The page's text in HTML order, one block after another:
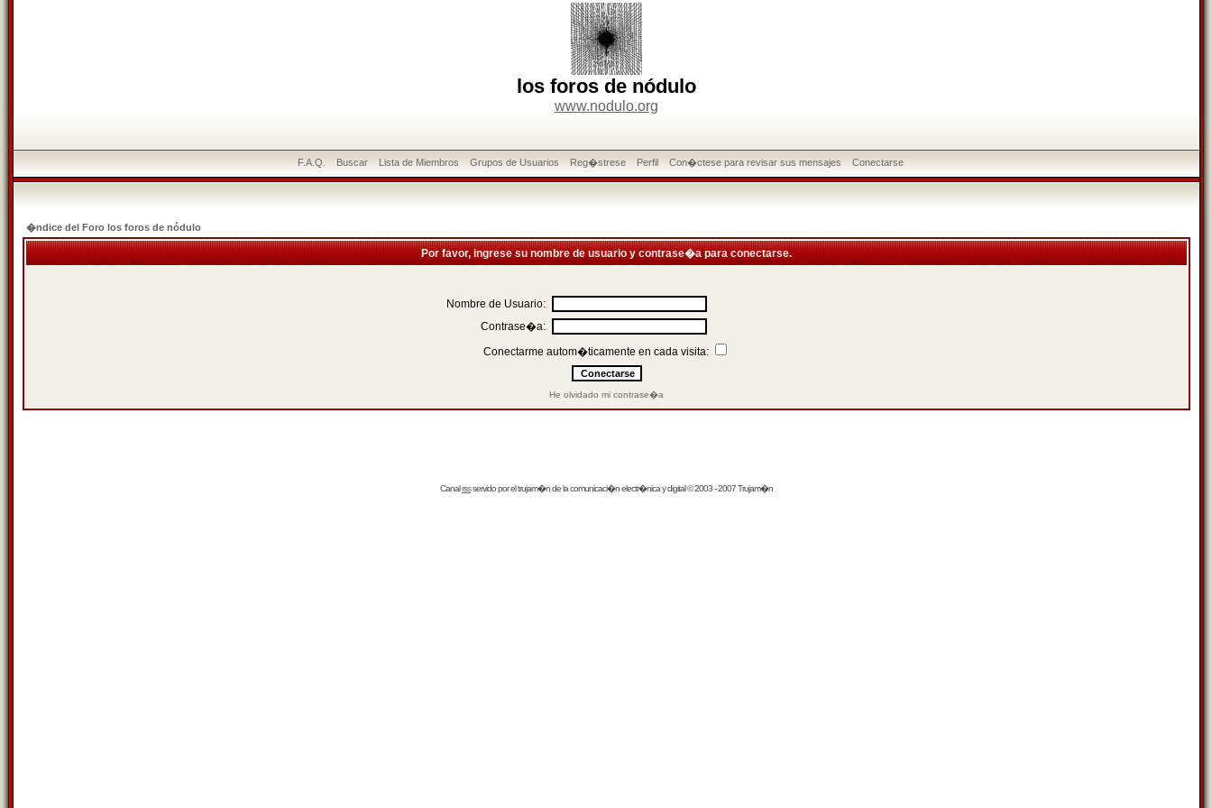
los foros de nódulo
www.nodulo.org
F.A.Q. Buscar Lista de Miembros Grupos de Usuarios Reg�strese Perfil Con�ctese para revisar sus mensajes Conectarse
�ndice del Foro los foros de nódulo
Por favor, ingrese su nombre de usuario y contrase�a para conectarse.
Nombre de Usuario:
Contrase�a:
Conectarme autom�ticamente en cada visita:
He olvidado mi contrase�a
Canalrssservido por eltrujam�nde la comunicaci�n electr�nica y digital © 2003 - 2007 Trujam�n